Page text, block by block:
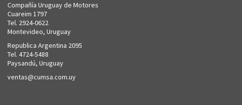
Compañía Uruguay de Motores
Cuareim 1797
Tel. 2924-0622
Montevideo, Uruguay
Republica Argentina 2095
Tel. 4724-5488
Paysandú, Uruguay
ventas@cumsa.com.uy